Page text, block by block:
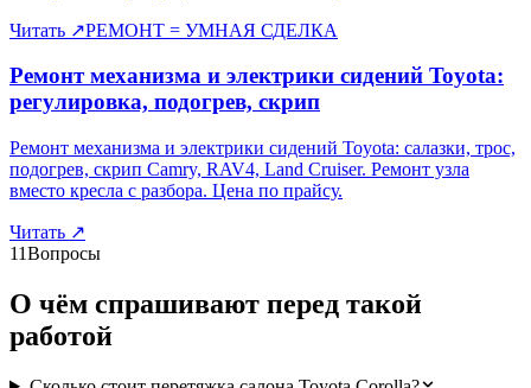
Читать ↗РЕМОНТ = УМНАЯ СДЕЛКА
Ремонт механизма и электрики сидений Toyota:
регулировка, подогрев, скрип
Ремонт механизма и электрики сидений Toyota: салазки, трос,
подогрев, скрип Camry, RAV4, Land Cruiser. Ремонт узла
вместо кресла с разбора. Цена по прайсу.
Читать ↗
11Вопросы
О чём спрашивают перед такой
работой